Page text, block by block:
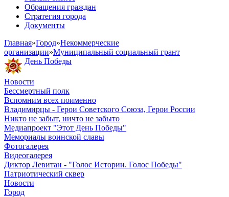
Обращения граждан
Стратегия города
Документы
Главная»Город»Некоммерческие
организации»Муниципальный социальный грант
День Победы
Новости
Бессмертный полк
Вспомним всех поименно
Владимирцы - Герои Советского Союза, Герои России
Никто не забыт, ничто не забыто
Медиапроект "Этот День Победы"
Мемориалы воинской славы
Фотогалерея
Видеогалерея
Диктор Левитан - "Голос Истории. Голос Победы"
Патриотический сквер
Новости
Город